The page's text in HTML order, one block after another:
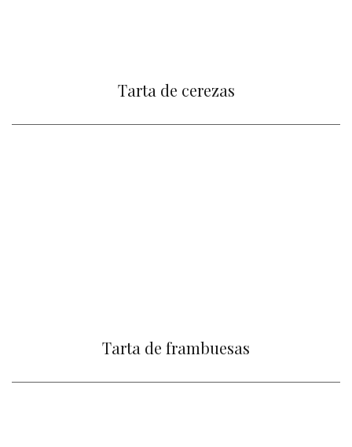
Tarta de cerezas
Tarta de frambuesas